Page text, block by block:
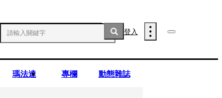
登入
瑪法達 專欄 動態雜誌